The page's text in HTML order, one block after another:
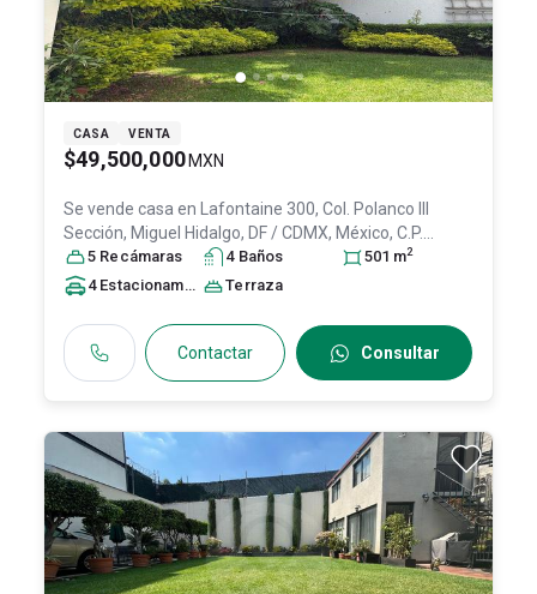
CASA VENTA
$49,500,000 MXN
Se vende casa en
Lafontaine 300, Col. Polanco III
Sección, Miguel Hidalgo, DF / CDMX, México, C.P.
11540, ID:31647986
5 Recámaras 4 Baños 501 m2
4 Estacionamiento sTerraza
Contactar Consultar